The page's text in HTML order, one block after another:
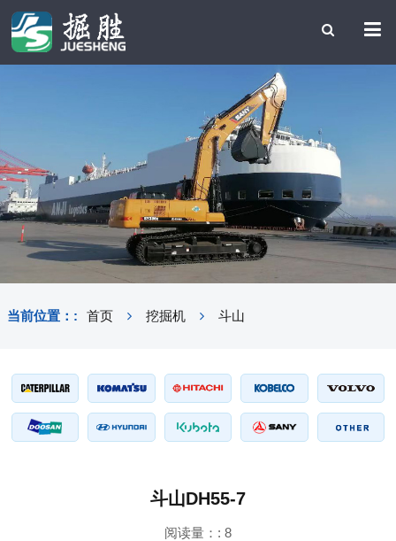
当前位置：: 首页 挖掘机 斗山
斗山DH55-7
阅读量：: 8